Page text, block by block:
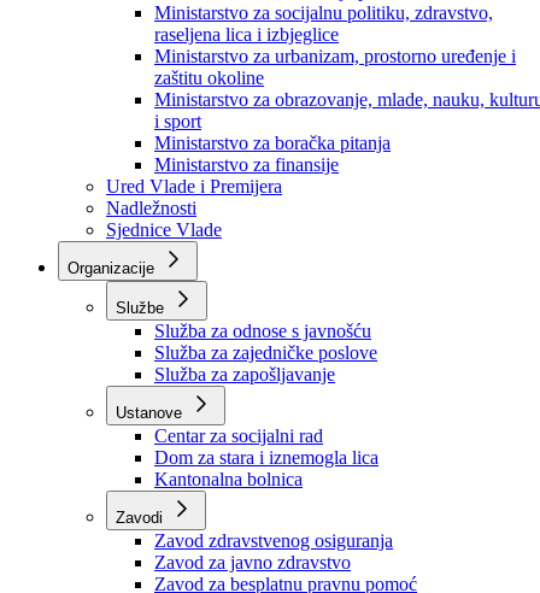
Ministarstvo za privredu
Ministarstvo za pravosuđe, upravu i radne odnose
Ministarstvo za unutrašnje poslove
Ministarstvo za socijalnu politiku, zdravstvo,
raseljena lica i izbjeglice
Ministarstvo za urbanizam, prostorno uređenje i
zaštitu okoline
Ministarstvo za obrazovanje, mlade, nauku,
i sport
Ministarstvo za boračka pitanja
Ministarstvo za finansije
Ured Vlade i Premijera
Nadležnosti
Sjednice Vlade
Organizacije
Službe
Služba za odnose s javnošću
Služba za zajedničke poslove
Služba za zapošljavanje
Ustanove
Centar za socijalni rad
Dom za stara i iznemogla lica
Kantonalna bolnica
Zavodi